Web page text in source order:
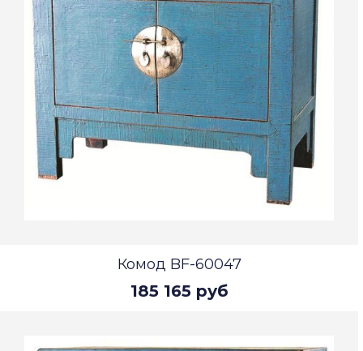
Комод BF-60047
185 165 руб